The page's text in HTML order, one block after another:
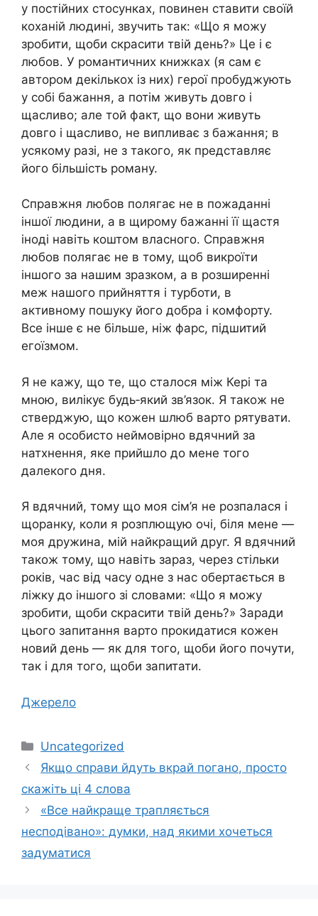
у постійних стосунках, повинен ставити своїй
коханій людині, звучить так: «Що я можу
зробити, щоби скрасити твій день?» Це і є
любов. У романтичних книжках (я сам є
автором декількох із них) герої пробуджують
у собі бажання, а потім живуть довго і
щасливо; але той факт, що вони живуть
довго і щасливо, не випливає з бажання; в
усякому разі, не з такого, як представляє
його більшість роману.
Справжня любов полягає не в пожаданні
іншої людини, а в щирому бажанні її щастя
іноді навіть коштом власного. Справжня
любов полягає не в тому, щоб викроїти
іншого за нашим зразком, а в розширенні
меж нашого прийняття і турботи, в
активному пошуку його добра і комфорту.
Все інше є не більше, ніж фарс, підшитий
егоїзмом.
Я не кажу, що те, що сталося між Кері та
мною, вилікує будь‑який зв’язок. Я також не
стверджую, що кожен шлюб варто рятувати.
Але я особисто неймовірно вдячний за
натхнення, яке прийшло до мене того
далекого дня.
Я вдячний, тому що моя сім’я не розпалася і
щоранку, коли я розплющую очі, біля мене —
моя дружина, мій найкращий друг. Я вдячний
також тому, що навіть зараз, через стільки
років, час від часу одне з нас обертається в
ліжку до іншого зі словами: «Що я можу
зробити, щоби скрасити твій день?» Заради
цього запитання варто прокидатися кожен
новий день — як для того, щоби його почути,
так і для того, щоби запитати.
Джерело
Категорії
Uncategorized
Якщо справи йдуть вкрай погано, просто
скажіть ці 4 слова
«Все найкраще трапляється
несподівано»: думки, над якими хочеться
задуматися